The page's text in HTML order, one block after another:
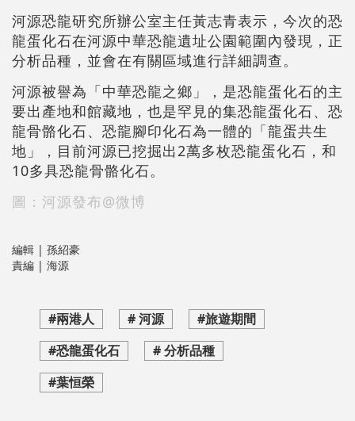
河源恐龍研究所辦公室主任黃志青表示，今次的恐
龍蛋化石在河源中華恐龍遺址公園範圍內發現，正
分析品種，並會在有關區域進行詳細調查。
河源被譽為「中華恐龍之鄉」，是恐龍蛋化石的主
要出產地和館藏地，也是罕見的集恐龍蛋化石、恐
龍骨骼化石、恐龍腳印化石為一體的「龍蛋共生
地」，目前河源已挖掘出2萬多枚恐龍蛋化石，和
10多具恐龍骨骼化石。
圖：河源發布@微博
編輯 | 孫紹豪
責編 | 海源
#兩港人 # 河源
#旅遊期間
#恐龍蛋化石
# 分析品種
#葉恒榮